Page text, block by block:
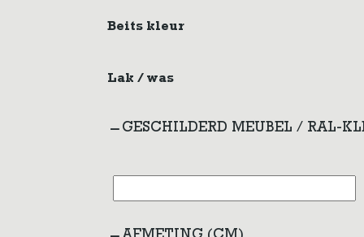
Beits kleur
Lak / was
GESCHILDERD MEUBEL / RAL-